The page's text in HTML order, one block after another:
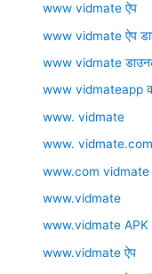
www vidmate ऐप
www vidmate ऐप
www vidmate
www vidmateapp
www. vidmate
www. vidmate.com
www.com vidmate
www.vidmate
www.vidmate APK
www.vidmate ऐप